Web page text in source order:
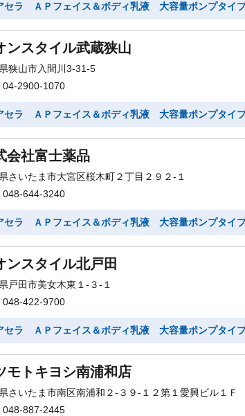
セラ ＡＰフェイス＆ボディ乳液 大容量ポンプタイ
ンスタイル武蔵狭山
狭山市入間川3-31-5
04-2900-1070
セラ ＡＰフェイス＆ボディ乳液 大容量ポンプタイ
会社富士薬品
さいたま市大宮区桜木町２丁目２９２-１
048-644-3240
セラ ＡＰフェイス＆ボディ乳液 大容量ポンプタイ
ンスタイル北戸田
戸田市美女木東１-３-１
048-422-9700
セラ ＡＰフェイス＆ボディ乳液 大容量ポンプタイ
モトキヨシ南浦和店
さいたま市南区南浦和２-３９-１２第１愛興ビル１Ｆ
048-887-2445